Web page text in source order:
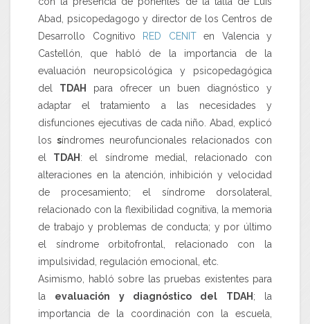
Abad, psicopedagogo y director de los Centros de
Desarrollo Cognitivo
RED CENITen Valencia y
Castellón, que habló de la importancia de la
evaluación neuropsicológica y psicopedagógica
del TDAH
para ofrecer un buen diagnóstico y
adaptar el tratamiento a las necesidades y
disfunciones ejecutivas de cada niño. Abad, explicó
los síndromes neurofuncionales relacionados con
el TDAH : el síndrome medial, relacionado con
alteraciones en la atención, inhibición y velocidad
de procesamiento; el síndrome dorsolateral,
relacionado con la flexibilidad cognitiva, la memoria
de trabajo y problemas de conducta; y por último
el síndrome orbitofrontal, relacionado con la
impulsividad, regulación emocional, etc.
Asimismo, habló sobre las pruebas existentes para
la evaluación y diagnóstico del TDAH ; la
importancia de la coordinación con la escuela,